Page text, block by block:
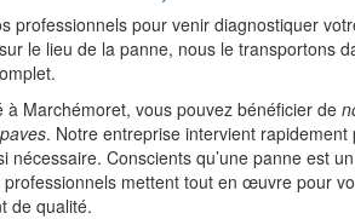
professionnels pour venir diagnostiquer
le lieu de la panne, nous le transportons
à Marchémoret, vous pouvez bénéficier de
. Notre entreprise intervient rapidement
nécessaire. Conscients qu’une panne est
mettent tout en œuvre pour
de qualité.